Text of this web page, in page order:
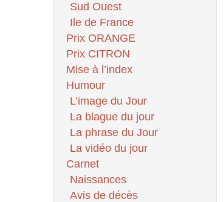
Sud Ouest
Ile de France
Prix ORANGE
Prix CITRON
Mise à l’index
Humour
L’image du Jour
La blague du jour
La phrase du Jour
La vidéo du jour
Carnet
Naissances
Avis de décès